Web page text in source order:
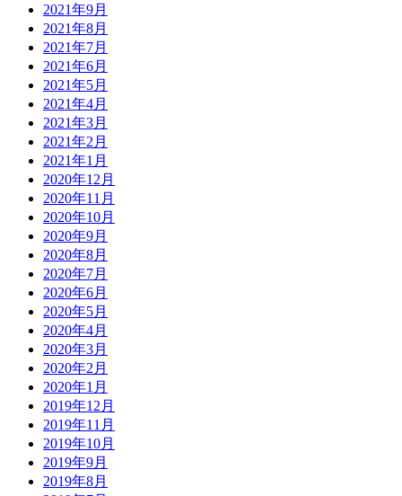
2021年9月
2021年8月
2021年7月
2021年6月
2021年5月
2021年4月
2021年3月
2021年2月
2021年1月
2020年12月
2020年11月
2020年10月
2020年9月
2020年8月
2020年7月
2020年6月
2020年5月
2020年4月
2020年3月
2020年2月
2020年1月
2019年12月
2019年11月
2019年10月
2019年9月
2019年8月